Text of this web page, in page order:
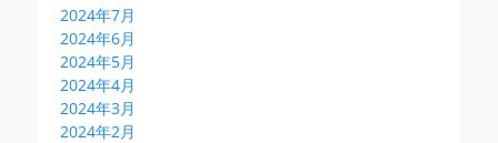
2024年7月
2024年6月
2024年5月
2024年4月
2024年3月
2024年2月